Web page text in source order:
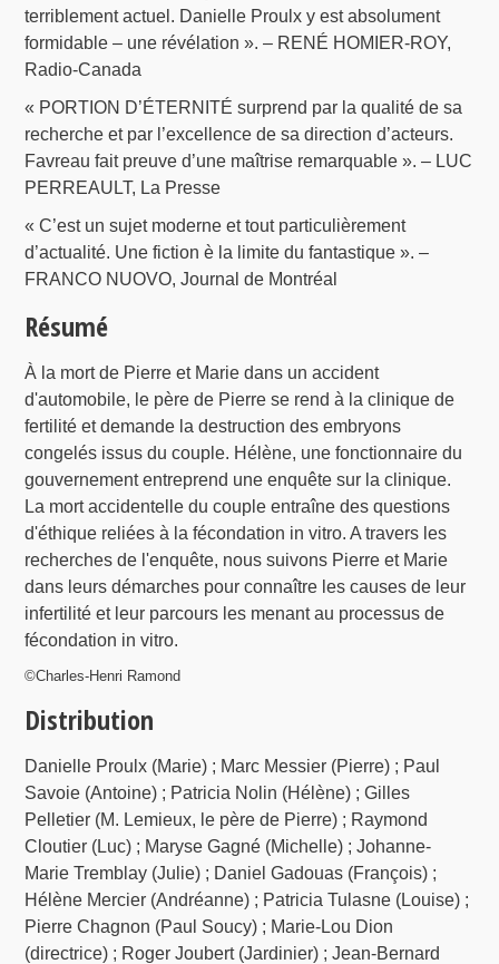
terriblement actuel. Danielle Proulx y est absolument
formidable – une révélation ». – RENÉ HOMIER-ROY,
Radio-Canada
« PORTION D’ÉTERNITÉ surprend par la qualité de sa
recherche et par l’excellence de sa direction d’acteurs.
Favreau fait preuve d’une maîtrise remarquable ». – LUC
PERREAULT, La Presse
« C’est un sujet moderne et tout particulièrement
d’actualité. Une fiction è la limite du fantastique ». –
FRANCO NUOVO, Journal de Montréal
Résumé
À la mort de Pierre et Marie dans un accident
d'automobile, le père de Pierre se rend à la clinique de
fertilité et demande la destruction des embryons
congelés issus du couple. Hélène, une fonctionnaire du
gouvernement entreprend une enquête sur la clinique.
La mort accidentelle du couple entraîne des questions
d'éthique reliées à la fécondation in vitro. A travers les
recherches de l'enquête, nous suivons Pierre et Marie
dans leurs démarches pour connaître les causes de leur
infertilité et leur parcours les menant au processus de
fécondation in vitro.
©Charles-Henri Ramond
Distribution
Danielle Proulx (Marie) ; Marc Messier (Pierre) ; Paul
Savoie (Antoine) ; Patricia Nolin (Hélène) ; Gilles
Pelletier (M. Lemieux, le père de Pierre) ; Raymond
Cloutier (Luc) ; Maryse Gagné (Michelle) ; Johanne-
Marie Tremblay (Julie) ; Daniel Gadouas (François) ;
Hélène Mercier (Andréanne) ; Patricia Tulasne (Louise) ;
Pierre Chagnon (Paul Soucy) ; Marie-Lou Dion
(directrice) ; Roger Joubert (Jardinier) ; Jean-Bernard